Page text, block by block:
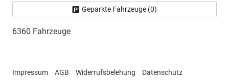
Geparkte Fahrzeuge (0)
6360 Fahrzeuge
Impressum AGB Widerrufsbelehung
Datenschutz